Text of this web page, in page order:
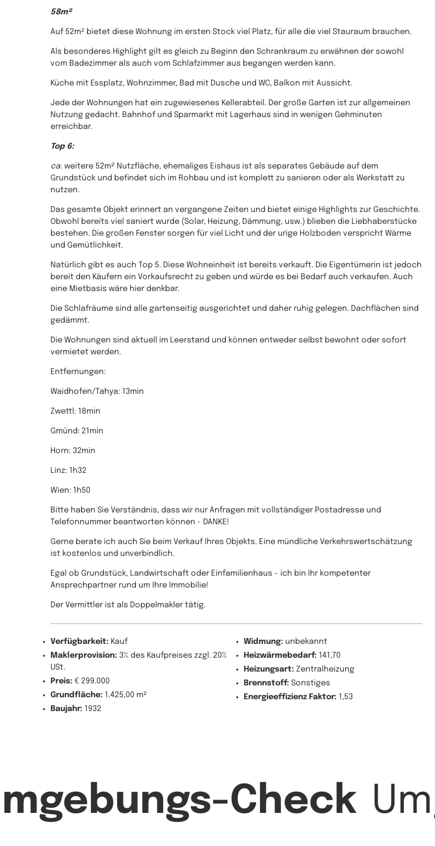
58m²
Auf 52m² bietet diese Wohnung im ersten Stock viel Platz, für alle die viel Stauraum brauchen.
Als besonderes Highlight gilt es gleich zu Beginn den Schrankraum zu erwähnen der sowohl
vom Badezimmer als auch vom Schlafzimmer aus begangen werden kann.
Küche mit Essplatz, Wohnzimmer, Bad mit Dusche und WC, Balkon mit Aussicht.
Jede der Wohnungen hat ein zugewiesenes Kellerabteil. Der große Garten ist zur allgemeinen
Nutzung gedacht. Bahnhof und Sparmarkt mit Lagerhaus sind in wenigen Gehminuten
erreichbar.
Top 6:
ca. weitere 52m² Nutzfläche, ehemaliges Eishaus ist als separates Gebäude auf dem
Grundstück und befindet sich im Rohbau und ist komplett zu sanieren oder als Werkstatt zu
nutzen.
Das gesamte Objekt erinnert an vergangene Zeiten und bietet einige Highlights zur Geschichte.
Obwohl bereits viel saniert wurde (Solar, Heizung, Dämmung, usw.) blieben die Liebhaberstücke
bestehen. Die großen Fenster sorgen für viel Licht und der urige Holzboden verspricht Wärme
und Gemütlichkeit.
Natürlich gibt es auch Top 5. Diese Wohneinheit ist bereits verkauft. Die Eigentümerin ist jedoch
bereit den Käufern ein Vorkaufsrecht zu geben und würde es bei Bedarf auch verkaufen. Auch
eine Mietbasis wäre hier denkbar.
Die Schlafräume sind alle gartenseitig ausgerichtet und daher ruhig gelegen. Dachflächen sind
gedämmt.
Die Wohnungen sind aktuell im Leerstand und können entweder selbst bewohnt oder sofort
vermietet werden.
Entfernungen:
Waidhofen/Tahya: 13min
Zwettl: 18min
Gmünd: 21min
Horn: 32min
Linz: 1h32
Wien: 1h50
Bitte haben Sie Verständnis, dass wir nur Anfragen mit vollständiger Postadresse und
Telefonnummer beantworten können - DANKE!
Gerne berate ich auch Sie beim Verkauf Ihres Objekts. Eine mündliche Verkehrswertschätzung
ist kostenlos und unverbindlich.
Egal ob Grundstück, Landwirtschaft oder Einfamilienhaus - ich bin Ihr kompetenter
Ansprechpartner rund um Ihre Immobilie!
Der Vermittler ist als Doppelmakler tätig.
Verfügbarkeit: Kauf
Maklerprovision: 3% des Kaufpreises zzgl. 20%
USt.
Preis: € 299.000
Grundfläche:
1.425,00 m²
Baujahr: 1932
Widmung: unbekannt
Heizwärmebedarf: 141,70
Heizungsart: Zentralheizung
Brennstoff: Sonstiges
Energieeffizienz Faktor: 1,53
Check